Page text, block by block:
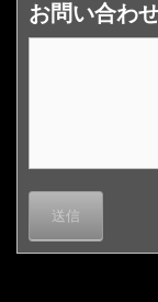
お問い合わ